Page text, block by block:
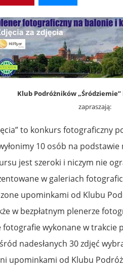
Klub Podróżników „Śródziemie”
zapraszają:
to konkurs fotograficzny
10 osób na podstawie
jest szeroki i niczym nie
w galeriach
upominkami od Klubu
w bezpłatnym plenerze
fotografie wykonane w
nadesłanych 30 zdjęć
upominkami od Klubu